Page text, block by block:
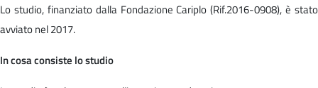
Lo studio, finanziato dalla Fondazione Cariplo (Rif.2016-0908), è stato
avviato nel 2017.
In cosa consiste lo studio